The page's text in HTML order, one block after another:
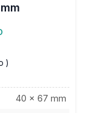
)
40 x 67 mm